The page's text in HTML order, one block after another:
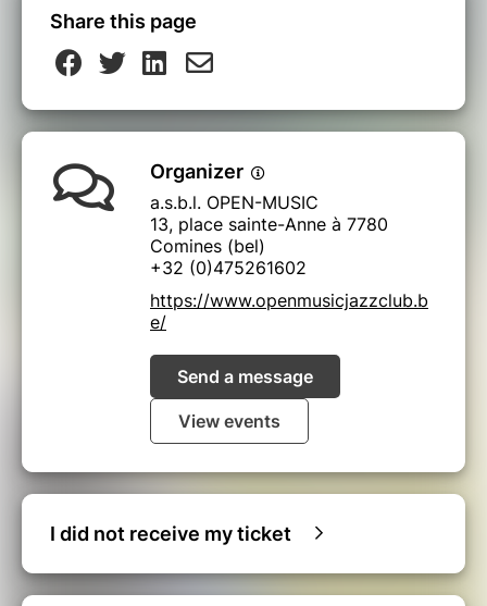
Share this page
Organizer
a.s.b.l. OPEN-MUSIC
13, place sainte-Anne à 7780
Comines (bel)
+32 (0)475261602
https://www.openmusicjazzclub.b
e/
Send a message
View events
I did not receive my ticket